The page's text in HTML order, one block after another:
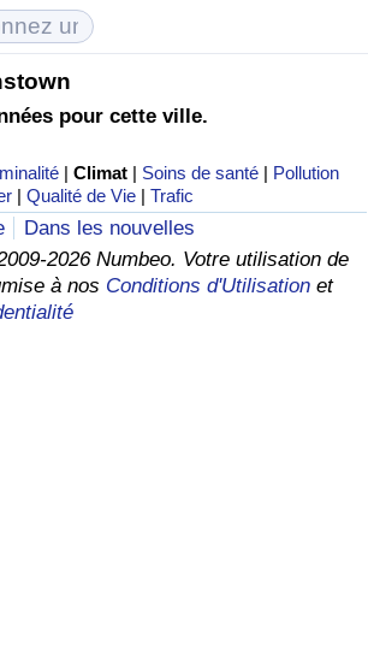
pour cette ville.
|Climat | Soins de santé | Pollution
|Qualité de Vie |Trafic
Dans les nouvelles
2026 Numbeo. Votre utilisation de
à nos Conditions d'Utilisation et
la Vie (Actuel)
la Vie
la vie par pays
l'immobilier (Actuel)
l'immobilier
l'immobilier par Pays
Vie
de Vie (Actuel)
vie par pays